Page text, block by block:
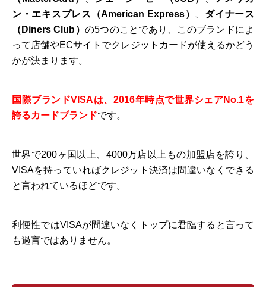
ン・エキスプレス（American Express）
ダイナース
（Diners Club） の5つのことであり、このブランドによ
って店舗やECサイトでクレジットカードが使えるかどう
かが決まります。
国際ブランドVISAは、2016年時点で世界シェアNo.1を
誇るカードブランドです。
世界で200ヶ国以上、4000万店以上もの加盟店を誇り、
VISAを持っていればクレジット決済は間違いなくできる
と言われているほどです。
利便性ではVISAが間違いなくトップに君臨すると言って
も過言ではありません。